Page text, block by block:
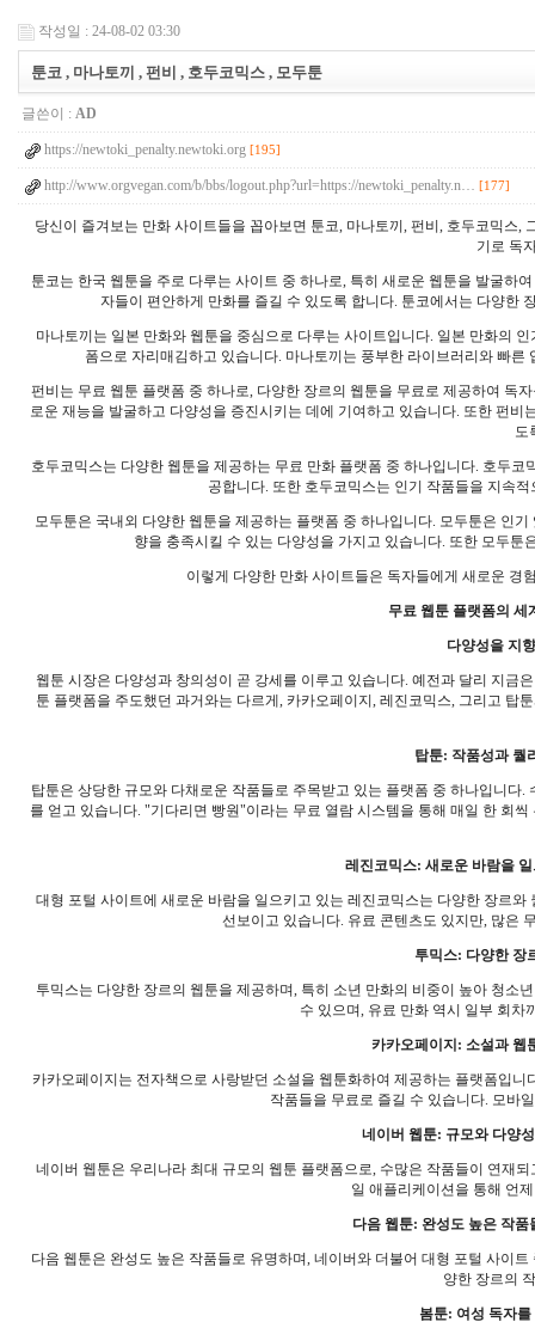
작성일 : 24-08-02 03:30
툰코 , 마나토끼 , 펀비 , 호두코믹스 , 모두툰
글쓴이 : AD
https://newtoki_penalty.newtoki.org [195]
http://www.orgvegan.com/b/bbs/logout.php?url=https://newtoki_penalty.n… [177]
당신이 즐겨보는 만화 사이트들을 꼽아보면 툰코, 마나토끼, 펀비, 호두코믹스
기로 독
툰코는 한국 웹툰을 주로 다루는 사이트 중 하나로, 특히 새로운 웹툰을 발굴하
자들이 편안하게 만화를 즐길 수 있도록 합니다. 툰코에서는 다양한
마나토끼는 일본 만화와 웹툰을 중심으로 다루는 사이트입니다. 일본 만화의
폼으로 자리매김하고 있습니다. 마나토끼는 풍부한 라이브러리와 빠
펀비는 무료 웹툰 플랫폼 중 하나로, 다양한 장르의 웹툰을 무료로 제공하여 독
로운 재능을 발굴하고 다양성을 증진시키는 데에 기여하고 있습니다. 또한 펀
도
호두코믹스는 다양한 웹툰을 제공하는 무료 만화 플랫폼 중 하나입니다. 호두
공합니다. 또한 호두코믹스는 인기 작품들을 지속
모두툰은 국내외 다양한 웹툰을 제공하는 플랫폼 중 하나입니다. 모두툰은 인
향을 충족시킬 수 있는 다양성을 가지고 있습니다. 또한 모두
이렇게 다양한 만화 사이트들은 독자들에게 새로운 경
무료 웹툰 플랫폼의 세
다양성을 지
웹툰 시장은 다양성과 창의성이 곧 강세를 이루고 있습니다. 예전과 달리 지금
툰 플랫폼을 주도했던 과거와는 다르게, 카카오페이지, 레진코믹스, 그리고 탑
탑툰: 작품성과 퀄
탑툰은 상당한 규모와 다채로운 작품들로 주목받고 있는 플랫폼 중 하나입니
를 얻고 있습니다. "기다리면 빵원"이라는 무료 열람 시스템을 통해 매일 한 회
레진코믹스: 새로운 바람을
대형 포털 사이트에 새로운 바람을 일으키고 있는 레진코믹스는 다양한 장르
선보이고 있습니다. 유료 콘텐츠도 있지만, 많은
투믹스: 다양한 장
투믹스는 다양한 장르의 웹툰을 제공하며, 특히 소년 만화의 비중이 높아 청소
수 있으며, 유료 만화 역시 일부 회차
카카오페이지: 소설과 웹
카카오페이지는 전자책으로 사랑받던 소설을 웹툰화하여 제공하는 플랫폼입
작품들을 무료로 즐길 수 있습니다. 모바
네이버 웹툰: 규모와 다양
네이버 웹툰은 우리나라 최대 규모의 웹툰 플랫폼으로, 수많은 작품들이 연재
일 애플리케이션을 통해 언
다음 웹툰: 완성도 높은 작품
다음 웹툰은 완성도 높은 작품들로 유명하며, 네이버와 더불어 대형 포털 사이
양한 장르의
봄툰: 여성 독자